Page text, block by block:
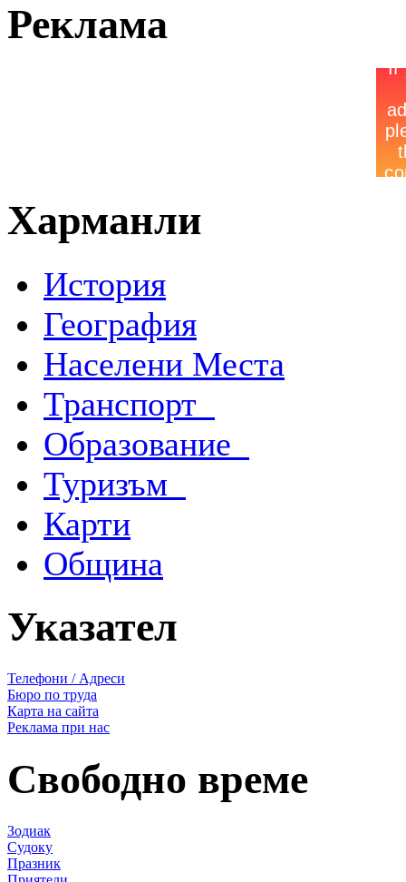
Реклама
Харманли
История
География
Населени Места
Транспорт
Образование
Туризъм
Карти
Община
Указател
Телефони / Адреси
Бюро по труда
Карта на сайта
Реклама при нас
Свободно време
Зодиак
Судоку
Празник